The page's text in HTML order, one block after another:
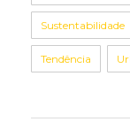
Sustentabilidade
Tendência